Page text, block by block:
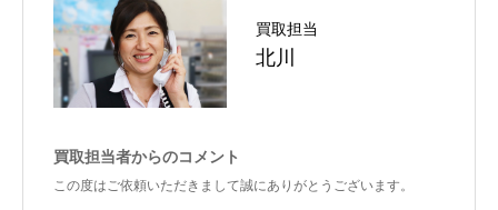
買取担当
北川
買取担当者からのコメント
この度はご依頼いただきまして誠にありがとうございます。